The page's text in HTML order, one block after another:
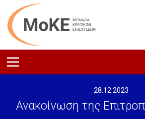
28.12.2023
Ανακοίνωση της